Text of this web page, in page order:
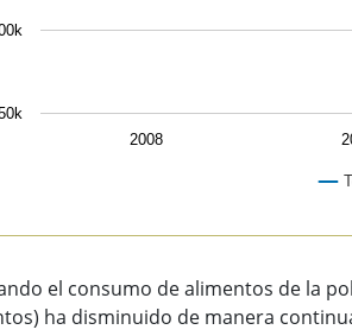
2008
el consumo de alimentos de la
ha disminuido de manera